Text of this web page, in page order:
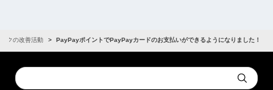
クの改善活動 PayPayポイントでPayPayカードのお支払いができるようになりました！
Conduct
a
Submit